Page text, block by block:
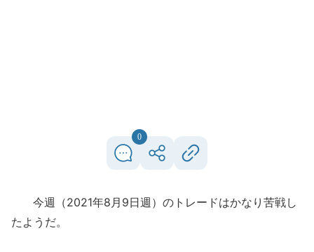
0
今週（2021年8月9日週）のトレードはかなり苦戦し
たようだ。